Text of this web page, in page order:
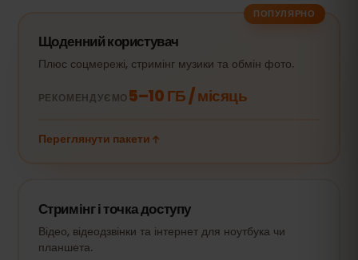
ПОПУЛЯРНО
Щоденний користувач
Плюс соцмережі, стримінг музики та обмін фото.
РЕКОМЕНДУЄМО5–10 ГБ / місяць
Переглянути пакети
Стримінг і точка доступу
Відео, відеодзвінки та інтернет для ноутбука чи
планшета.